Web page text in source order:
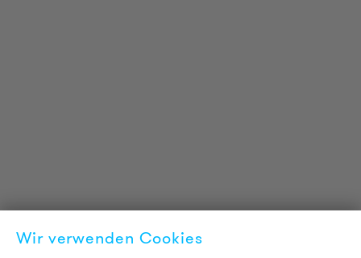
Karriere
Wir verwenden Cookies